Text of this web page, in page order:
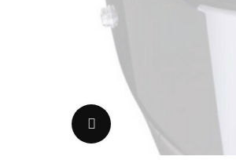
Uvećaj sliku